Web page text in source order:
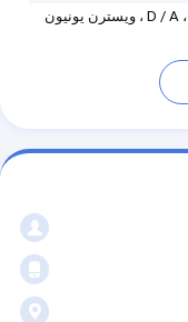
D / A ، D / P ، L / C ، T / T ، ويسترن يونيون